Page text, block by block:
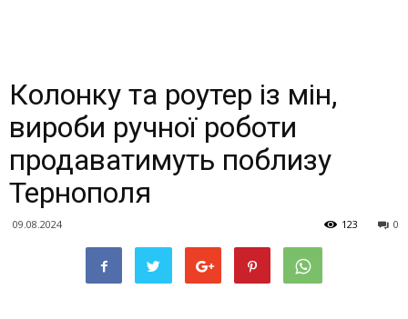
Колонку та роутер із мін,
вироби ручної роботи
продаватимуть поблизу
Тернополя
09.08.2024 0
123